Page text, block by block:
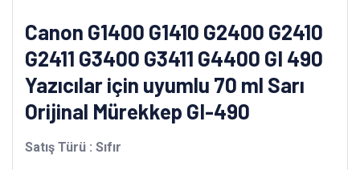
Canon G1400 G1410 G2400 G2410
G2411 G3400 G3411 G4400 GI 490
Yazıcılar için uyumlu 70 ml Sarı
Orijinal Mürekkep GI-490
Satış Türü : Sıfır